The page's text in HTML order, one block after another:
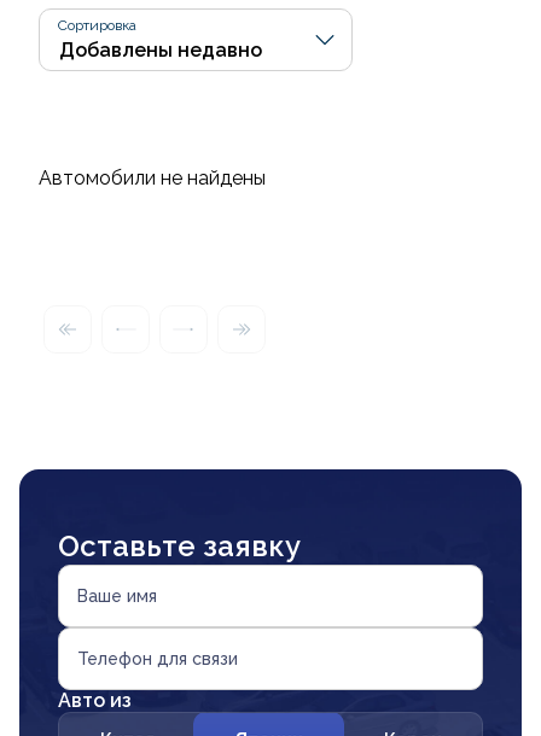
Сортировка
Автомобили не найдены
Оставьте заявку
Ваше имя
Телефон для связи
Авто из